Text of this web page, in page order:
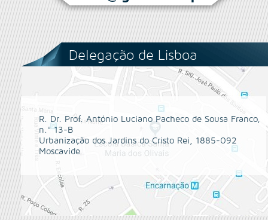
Delegação de Lisboa
R. Dr. Prof. António Luciano Pacheco de Sousa Franco,
n.º 13-B
Urbanização dos Jardins do Cristo Rei, 1885-092
Moscavide